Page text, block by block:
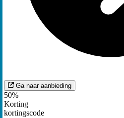
Ga naar aanbieding
50%
Korting
kortingscode